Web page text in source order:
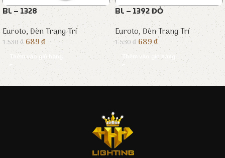
BL – 1328
Euroto,Đèn Trang Trí
1.530₫ 689₫
Thêm vào giỏ hàng
BL – 1392 ĐỎ
Euroto,Đèn Trang Trí
1.530₫ 689₫
Thêm vào giỏ hàng